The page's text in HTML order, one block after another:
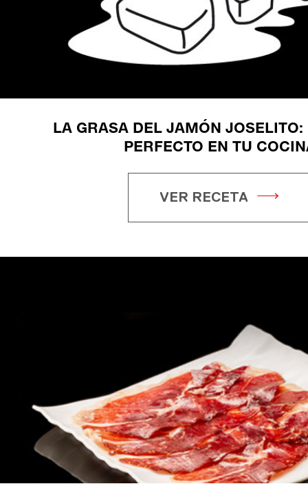
LA GRASA DEL JAMÓN
PERFECTO EN TU
VER RECETA